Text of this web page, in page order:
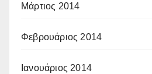
Μάρτιος 2014
Φεβρουάριος 2014
Ιανουάριος 2014